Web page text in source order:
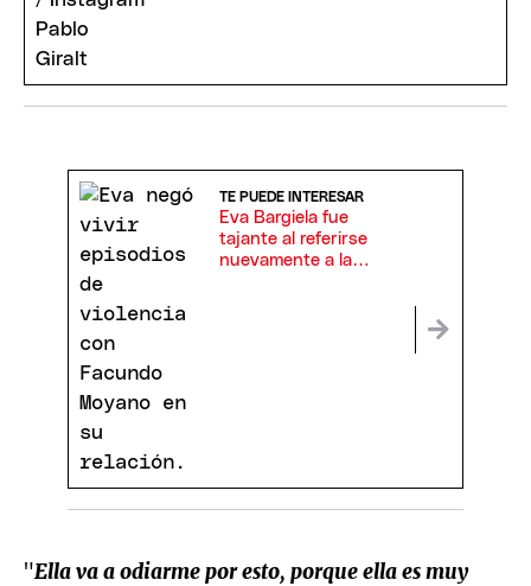
TE PUEDE INTERESAR
Eva Bargiela fue
tajante al referirse
nuevamente a la
"Ella va a odiarme por esto, porque ella es muy